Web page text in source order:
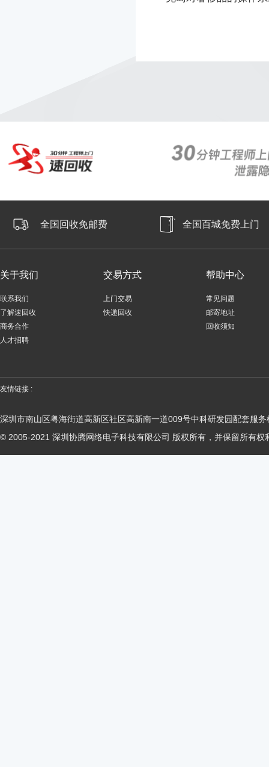
全国回收免邮费 全国百城免费上门
关于我们
联系我们
了解速回收
商务合作
人才招聘
交易方式
上门交易
快递回收
帮助中心
常见问题
邮寄地址
回收须知
友情链接 :
深圳市南山区粤海街道高新区社区高新南一道009号中科研发园配套服务
© 2005-2021 深圳协腾网络电子科技有限公司 版权所有，并保留所有权